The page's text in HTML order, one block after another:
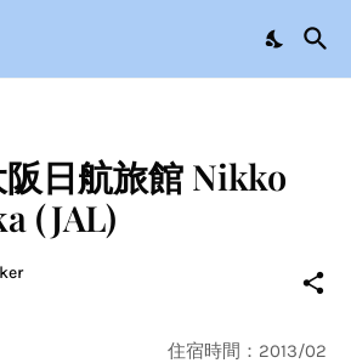
阪日航旅館 Nikko
(JAL)
住宿時間：2013/02